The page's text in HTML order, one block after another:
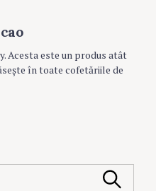
Acesta este un produs atât
în toate cofetăriile de
Search